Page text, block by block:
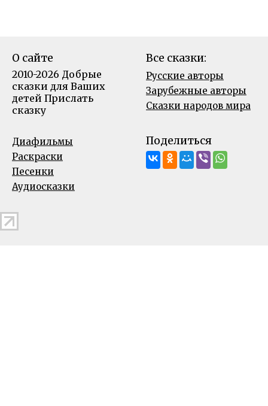
О сайте
2010-2026 Добрые
сказки для Ваших
детей Прислать
сказку
Все сказки:
Русские авторы
Зарубежные авторы
Сказки народов мира
Диафильмы
Раскраски
Песенки
Аудиосказки
Поделиться